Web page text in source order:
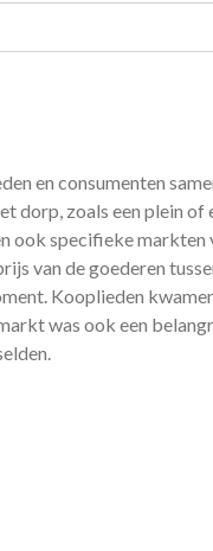
en consumenten
dorp, zoals een plein of
ook specifieke markten
van de goederen
Kooplieden
was ook een